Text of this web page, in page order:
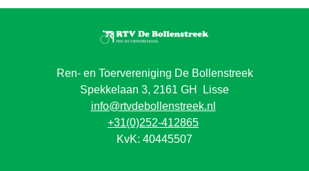
Ren- en Toervereniging De Bollenstreek
Spekkelaan 3, 2161 GH Lisse
info@rtvdebollenstreek.nl
+31(0)252-412865
KvK: 40445507